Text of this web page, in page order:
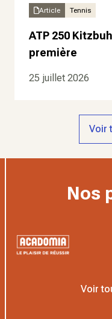
Article Tennis
ATP 250
première
25 juillet 2026
Voir
Nos
Voir